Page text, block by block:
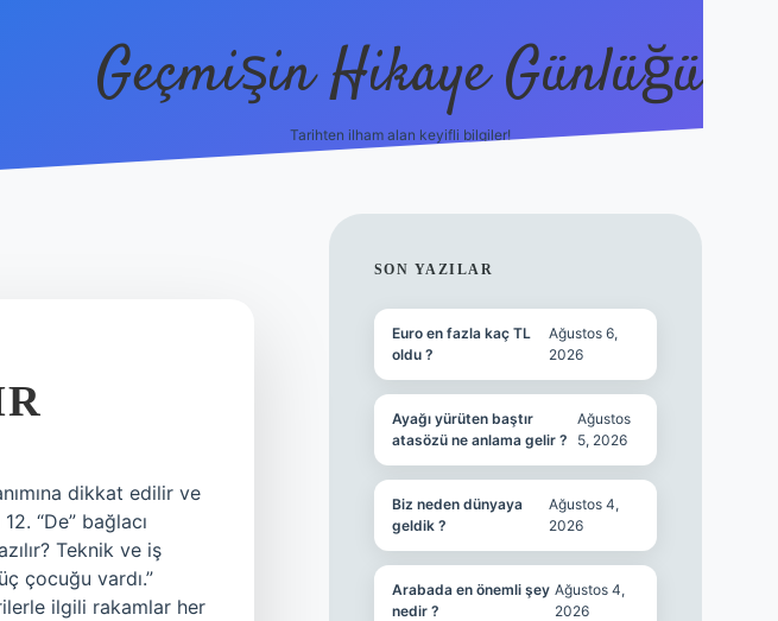
Geçmişin Hikaye Günlüğü
Tarihten ilham alan keyifli bilgiler!
dikkat edilir ve
“De” bağlacı
Teknik ve iş
çocuğu vardı.”
ilgili rakamlar her
SIDEBAR
SON YAZILAR
Euro en fazla kaç TL
oldu ?
Ağustos 6,
2026
Ayağı yürüten baştır
atasözü ne anlama gelir ?
Ağustos
5, 2026
Biz neden dünyaya
geldik ?
Ağustos 4,
2026
Arabada en önemli şey
nedir ?
Ağustos 4,
2026
betbox giriş